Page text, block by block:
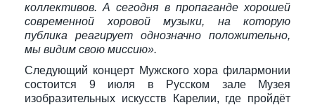
коллективов. А сегодня в пропаганде хорошей
современной хоровой музыки, на которую
публика реагирует однозначно положительно,
мы видим свою миссию».
Следующий концерт Мужского хора филармонии
состоится 9 июля в Русском зале Музея
изобразительных искусств Карелии, где пройдёт